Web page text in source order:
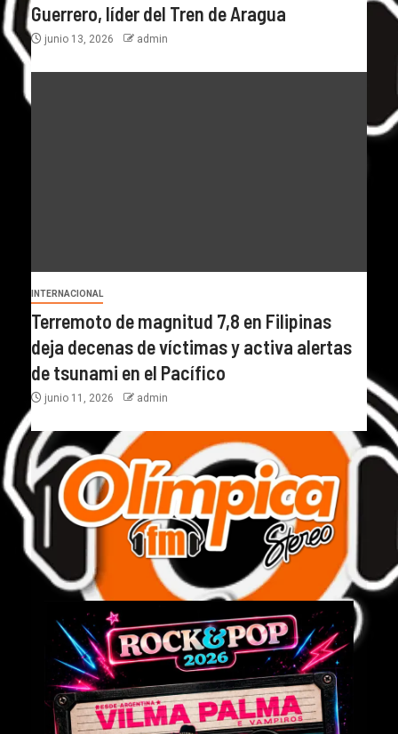
Guerrero, líder del Tren de Aragua
junio 13, 2026 admin
INTERNACIONAL
Terremoto de magnitud 7,8 en Filipinas
deja decenas de víctimas y activa alertas
de tsunami en el Pacífico
junio 11, 2026 admin